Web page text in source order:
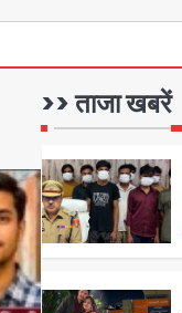
>> ताजा खबरें
2
3